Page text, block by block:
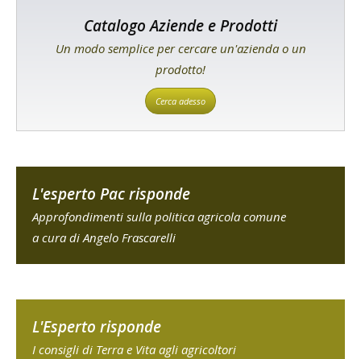
Catalogo Aziende e Prodotti
Un modo semplice per cercare un'azienda o un
prodotto!
Cerca adesso
L'esperto Pac risponde
Approfondimenti sulla politica agricola comune
a cura di Angelo Frascarelli
L'Esperto risponde
I consigli di Terra e Vita agli agricoltori